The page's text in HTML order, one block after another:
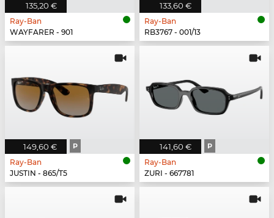
135,20 €
Ray-Ban
WAYFARER - 901
133,60 €
Ray-Ban
RB3767 - 001/13
149,60 € P
Ray-Ban
JUSTIN - 865/T5
141,60 € P
Ray-Ban
ZURI - 667781